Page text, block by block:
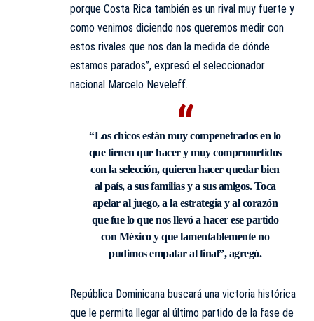
porque Costa Rica también es un rival muy fuerte y
como venimos diciendo nos queremos medir con
estos rivales que nos dan la medida de dónde
estamos parados”, expresó el seleccionador
nacional Marcelo Neveleff.
“Los chicos están muy compenetrados en lo
que tienen que hacer y muy comprometidos
con la selección, quieren hacer quedar bien
al país, a sus familias y a sus amigos. Toca
apelar al juego, a la estrategia y al corazón
que fue lo que nos llevó a hacer ese partido
con México y que lamentablemente no
pudimos empatar al final”, agregó.
República Dominicana buscará una victoria histórica
que le permita llegar al último partido de la fase de